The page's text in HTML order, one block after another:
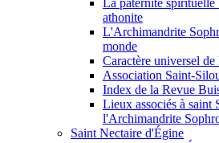
athonite
L'Archimandrite
monde
Caractère universel de
Association Saint-
Index de la Revue
Lieux associés à saint
l'Archimandrite
Saint Nectaire d'Égine